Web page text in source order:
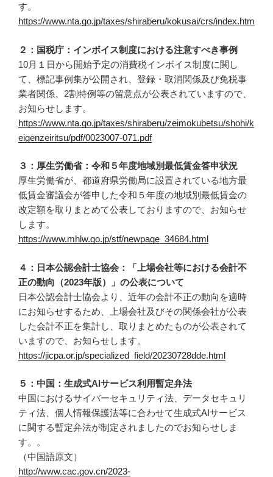
す。
https://www.nta.go.jp/taxes/shiraberu/kokusai/crs/index.htm
２：国税庁：インボイス制度における注意すべき事例
10月１日から開始予定の消費税インボイス制度に関し
て、標記事例集が公開され、登録・取消関係及び免税事
業者関係、2割特例等の留意点が公表されていますので、
お知らせします。
https://www.nta.go.jp/taxes/shiraberu/zeimokubetsu/shohi/k
eigenzeiritsu/pdf/0023007-071.pdf
３：厚生労働省：令和５年度地域別最低賃金答申状況
厚生労働省が、都道府県労働局に設置されている地方最
低賃金審議会が答申した令和５年度の地域別最低賃金の
改定額を取りまとめて公表しておりますので、お知らせ
します。
https://www.mhlw.go.jp/stf/newpage_34684.html
４：日本公認会計士協会：「上場会社等における会計不
正の動向（2023年版）」の公表について
日本公認会計士協会より、近年の会計不正の動向を適時
にお知らせするため、上場会社及びその関係会社が公表
した会計不正を集計し、取りまとめたものが公表されて
いますので、お知らせします。
https://jicpa.or.jp/specialized_field/20230728dde.html
５：中国：生成式AIサービス利用暫定弁法
中国におけるサイバーセキュリティ法、データセキュリ
ティ法、個人情報保護法等に合わせて生成式AIサービス
に関する暫定弁法が制定されましたのでお知らせしま
す。。
（中国語原文）
http://www.cac.gov.cn/2023-